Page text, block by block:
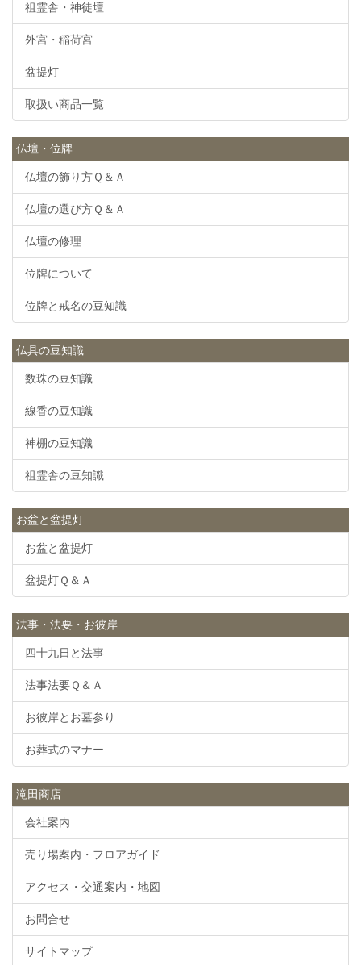
祖霊舎・神徒壇
外宮・稲荷宮
盆提灯
取扱い商品一覧
仏壇・位牌
仏壇の飾り方Ｑ＆Ａ
仏壇の選び方Ｑ＆Ａ
仏壇の修理
位牌について
位牌と戒名の豆知識
仏具の豆知識
数珠の豆知識
線香の豆知識
神棚の豆知識
祖霊舎の豆知識
お盆と盆提灯
お盆と盆提灯
盆提灯Ｑ＆Ａ
法事・法要・お彼岸
四十九日と法事
法事法要Ｑ＆Ａ
お彼岸とお墓参り
お葬式のマナー
滝田商店
会社案内
売り場案内・フロアガイド
アクセス・交通案内・地図
お問合せ
サイトマップ